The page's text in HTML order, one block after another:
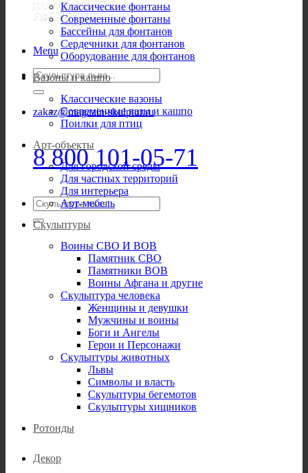
Menu
Искать:
zakaz@magazin-skulptur.ru
8 800 101-05-71
Искать:
Классические фонтаны
Современные фонтаны
Бассейны для фонтанов
Сердечники для фонтанов
Оборудование для фонтанов
Вазоны и кашпо
Классические вазоны
Современные вазы и кашпо
Поилки для птиц
Арт-объекты
Для городской среды
Для частных территорий
Для интерьера
Арт-мебель
Скульптуры
Воины СВО И ВОВ
Памятник СВО
Памятники ВОВ
Воины Афгана и другие
Скульптура человека
Женщины и девушки
Мужчины и воины
Боги и Ангелы
Герои и Персонажи
Скульптуры животных
Львы
Символы и власть
Скульптуры бегемотов
Скульптуры хищников
Ротонды
Декор